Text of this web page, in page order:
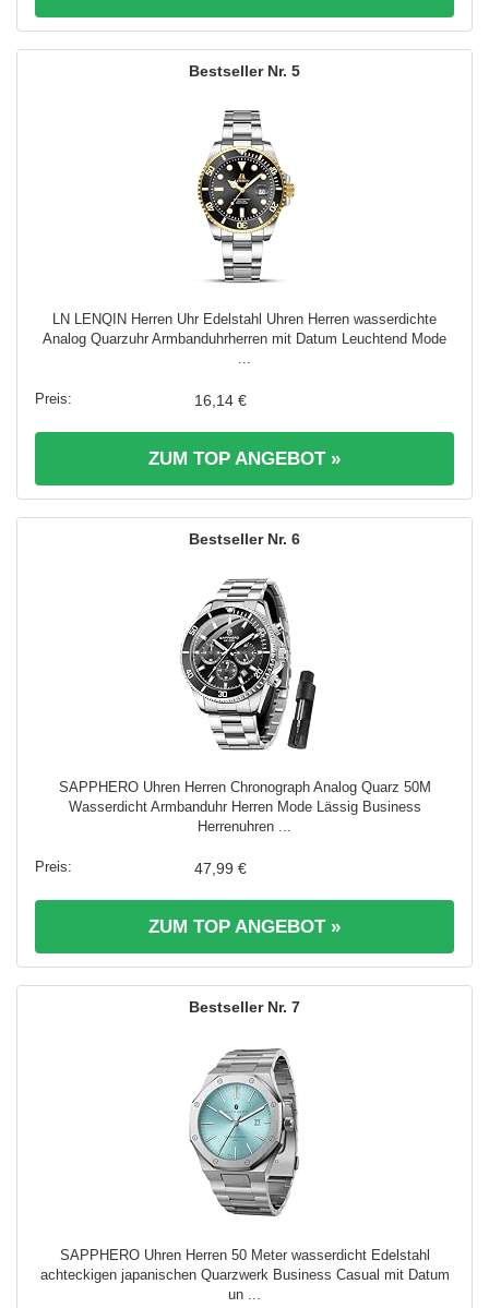
5
LN LENQIN Herren Uhr Edelstahl Uhren Herren wasserdichte
Analog Quarzuhr Armbanduhrherren mit Datum Leuchtend Mode
...
16,14 €
ZUM TOP ANGEBOT »
6
SAPPHERO Uhren Herren Chronograph Analog Quarz 50M
Wasserdicht Armbanduhr Herren Mode Lässig Business
Herrenuhren ...
47,99 €
ZUM TOP ANGEBOT »
7
SAPPHERO Uhren Herren 50 Meter wasserdicht Edelstahl
achteckigen japanischen Quarzwerk Business Casual mit Datum
un ...